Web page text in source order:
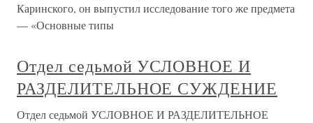
Каринского, он выпустил исследование того же предмета
— «Основные типы
Отдел седьмой УСЛОВНОЕ И
РАЗДЕЛИТЕЛЬНОЕ СУЖДЕНИЕ
Отдел седьмой УСЛОВНОЕ И РАЗДЕЛИТЕЛЬНОЕ